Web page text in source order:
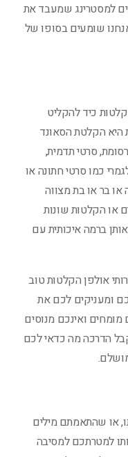
למסטרינג שמעבד את
שומעים בסופו של
כיד להקליט
היא הקלטת הסאונד
סרטי תדמית,
כמו סרטי חתונה או
בר או בת מצווה
או הקלטות שונות
ברמה איכותית עם
אולפן הקלטות טוב
ומעניקים לכם את
ואינכם מנוסים
הדרכה מה כדאי לכם
או שהתאמתם מילים
למטרתכם למסיבה